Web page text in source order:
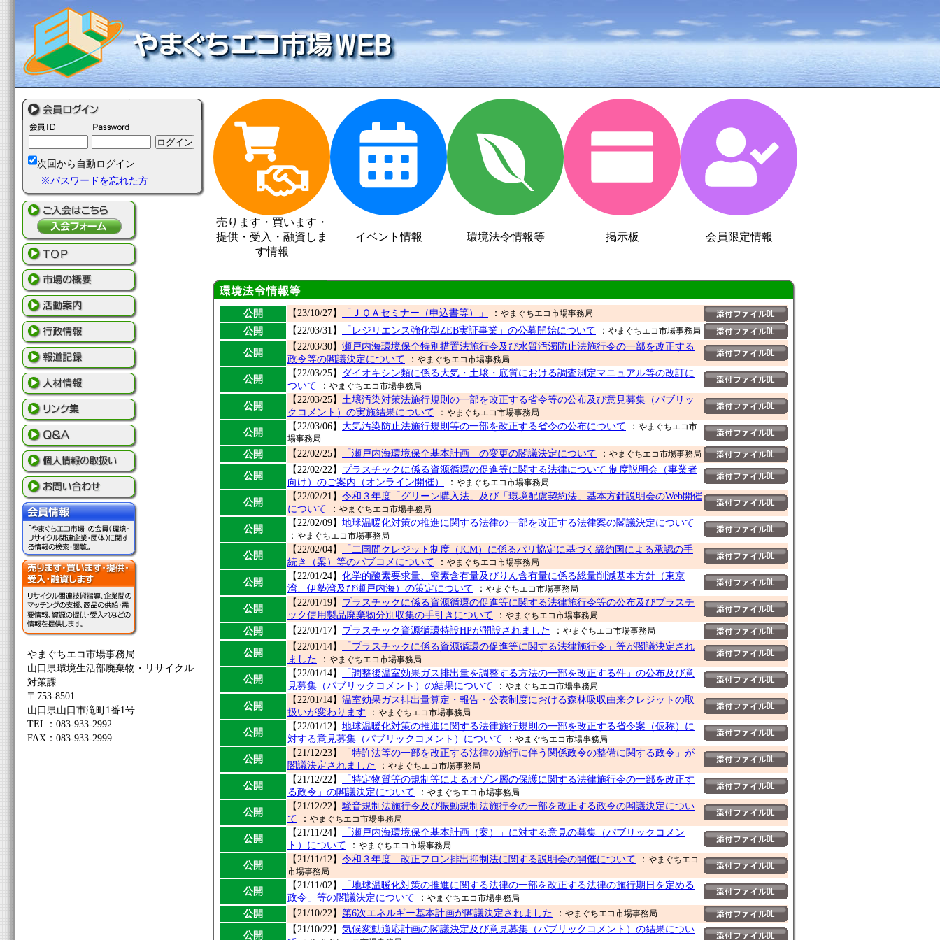
次回から自動ログイン
※パスワードを忘れた方
やまぐちエコ市場事務局
山口県環境生活部廃棄物・リサイクル
対策課
〒753-8501
山口県山口市滝町1番1号
TEL：083-933-2992
FAX：083-933-2999
売ります・買います・
提供・受入・融資しま
す情報
イベント情報 環境法令情報等 掲示板 会員限定情報
公開 【23/10/27】 「ＪＱＡセミナー（申込書等）」 ： やまぐちエコ市場事務局
公開 【22/03/31】 「レジリエンス強化型ZEB実証事業」の公募開始について ： やまぐちエコ市場事務局
公開
【22/03/30】 瀬戸内海環境保全特別措置法施行令及び水質汚濁防止法施行令の一部を改正する
政令等の閣議決定について ： やまぐちエコ市場事務局
公開
【22/03/25】
ダイオキシン類に係る大気・土壌・底質における調査測定マニュアル等の改訂に
ついて ： やまぐちエコ市場事務局
公開
【22/03/25】 土壌汚染対策法施行規則の一部を改正する省令等の公布及び意見募集（パブリッ
クコメント）の実施結果について ： やまぐちエコ市場事務局
公開
【22/03/06】 大気汚染防止法施行規則等の一部を改正する省令の公布について ： やまぐちエコ市
場事務局
公開 【22/02/25】 「瀬戸内海環境保全基本計画」の変更の閣議決定について ： やまぐちエコ市場事務局
公開
【22/02/22】 プラスチックに係る資源循環の促進等に関する法律について 制度説明会（事業者
向け）のご案内（オンライン開催）
： やまぐちエコ市場事務局
公開
【22/02/21】 令和３年度「グリーン購入法」及び「環境配慮契約法」基本方針説明会のWeb開催
について ： やまぐちエコ市場事務局
公開
【22/02/09】 地球温暖化対策の推進に関する法律の一部を改正する法律案の閣議決定について
： やまぐちエコ市場事務局
公開
【22/02/04】
「二国間クレジット制度（JCM）に係るパリ協定に基づく締約国による承認の手
続き（案）等のパブコメについて ： やまぐちエコ市場事務局
公開
【22/01/24】 化学的酸素要求量、窒素含有量及びりん含有量に係る総量削減基本方針（東京
湾、伊勢湾及び瀬戸内海）の策定について ： やまぐちエコ市場事務局
公開
【22/01/19】 プラスチックに係る資源循環の促進等に関する法律施行令等の公布及びプラスチ
ック使用製品廃棄物分別収集の手引きについて ： やまぐちエコ市場事務局
公開 【22/01/17】 プラスチック資源循環特設HPが開設されました ： やまぐちエコ市場事務局
公開
【22/01/14】
「プラスチックに係る資源循環の促進等に関する法律施行令」等が閣議決定され
ました ： やまぐちエコ市場事務局
公開
【22/01/14】
「調整後温室効果ガス排出量を調整する方法の一部を改正する件」の公布及び意
見募集（パブリックコメント）の結果について ： やまぐちエコ市場事務局
公開
【22/01/14】 温室効果ガス排出量算定・報告・公表制度における森林吸収由来クレジットの取
扱いが変わります ： やまぐちエコ市場事務局
公開
【22/01/12】 地球温暖化対策の推進に関する法律施行規則の一部を改正する省令案（仮称）に
対する意見募集（パブリックコメント）について ： やまぐちエコ市場事務局
公開
【21/12/23】
「特許法等の一部を改正する法律の施行に伴う関係政令の整備に関する政令」が
閣議決定されました ： やまぐちエコ市場事務局
公開
【21/12/22】
「特定物質等の規制等によるオゾン層の保護に関する法律施行令の一部を改正す
る政令」の閣議決定について ： やまぐちエコ市場事務局
公開
【21/12/22】騒音規制法施行令及び振動規制法施行令の一部を改正する政令の閣議決定につい
て ： やまぐちエコ市場事務局
公開
【21/11/24】
「瀬戸内海環境保全基本計画（案）」に対する意見の募集（パブリックコメン
ト）について ： やまぐちエコ市場事務局
公開
【21/11/12】 令和３年度 改正フロン排出抑制法に関する説明会の開催について ： やまぐちエコ
市場事務局
公開
【21/11/02】
「地球温暖化対策の推進に関する法律の一部を改正する法律の施行期日を定める
政令」等の閣議決定について ： やまぐちエコ市場事務局
公開 【21/10/22】 第6次エネルギー基本計画が閣議決定されました ： やまぐちエコ市場事務局
公開
【21/10/22】 気候変動適応計画の閣議決定及び意見募集（パブリックコメント）の結果につい